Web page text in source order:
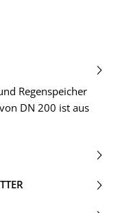
Regenspeicher
DN 200 ist aus